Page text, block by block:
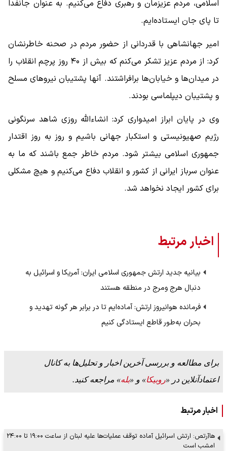
اسلامی، مردم عزیزمان و رهبری دفاع می‌کنیم. به عنوان جانفدا
تا پای جان ایستاده‌ایم.
امیر جهانشاهی با قدردانی از حضور مردم در صحنه خاطرنشان
کرد: از مردم عزیز تشکر می‌کنم که بیش از ۴۰ روز پرچم انقلاب را
در میدان‌ها و خیابان‌ها برافراشتند. آنها پشتیبان نیروهای مسلح
و پشتیبان دیپلماسی بودند.
وی در پایان ابراز امیدواری کرد: انشاءالله روزی شاهد سرنگونی
رژیم صهیونیستی و استکبار جهانی باشیم و روز به روز اقتدار
جمهوری اسلامی بیشتر شود. مردم خاطر جمع باشند که ما به
عنوان سرباز ایرانی از کشور و انقلاب دفاع می‌کنیم و هیچ مشکلی
برای کشور ایجاد نخواهد شد.
اخبار مرتبط
بیانیه جدید ارتش جمهوری اسلامی ایران: آمریکا و اسرائیل به
دنبال هرج ومرج در منطقه هستند
فرمانده هوانیروز ارتش: آماده‌ایم تا در برابر هر گونه تهدید و
بحران به‌طور قاطع ایستادگی کنیم
برای مطالعه و بررسی آخرین اخبار و تحلیل‌ها به کانال
اعتمادآنلاین در «روبیکا» و «بله» مراجعه کنید.
اخبار مرتبط
هاآرتص: ارتش اسرائیل آماده توقف عملیات‌ها علیه لبنان از ساعت ۱۹:۰۰ تا ۲۴:۰۰
امشب است